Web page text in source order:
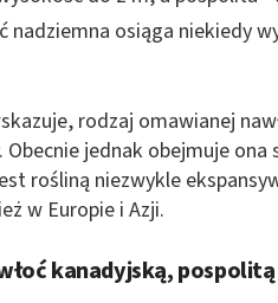
nadziemna osiąga niekiedy
rodzaj omawianej
jednak obejmuje
rośliną niezwykle
w Europie i Azji.
kanadyjską, pospolitą
lub kombinacji danych z
do wyboru treści